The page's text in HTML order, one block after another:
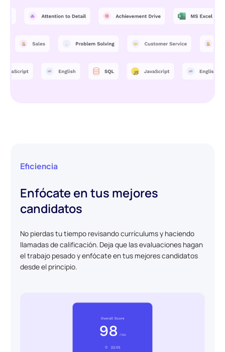
Eficiencia
Enfócate en tus mejores
candidatos
No pierdas tu tiempo revisando currículums y haciendo
llamadas de calificación. Deja que las evaluaciones hagan
el trabajo pesado y enfócate en tus mejores candidatos
desde el principio.